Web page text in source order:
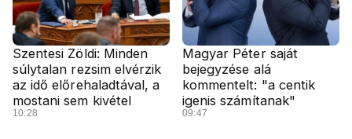
Szentesi Zöldi: Minden
súlytalan rezsim elvérzik
az idő előrehaladtával, a
mostani sem kivétel
10:28
Magyar Péter saját
bejegyzése alá
kommentelt: "a centik
igenis számítanak"
09:47